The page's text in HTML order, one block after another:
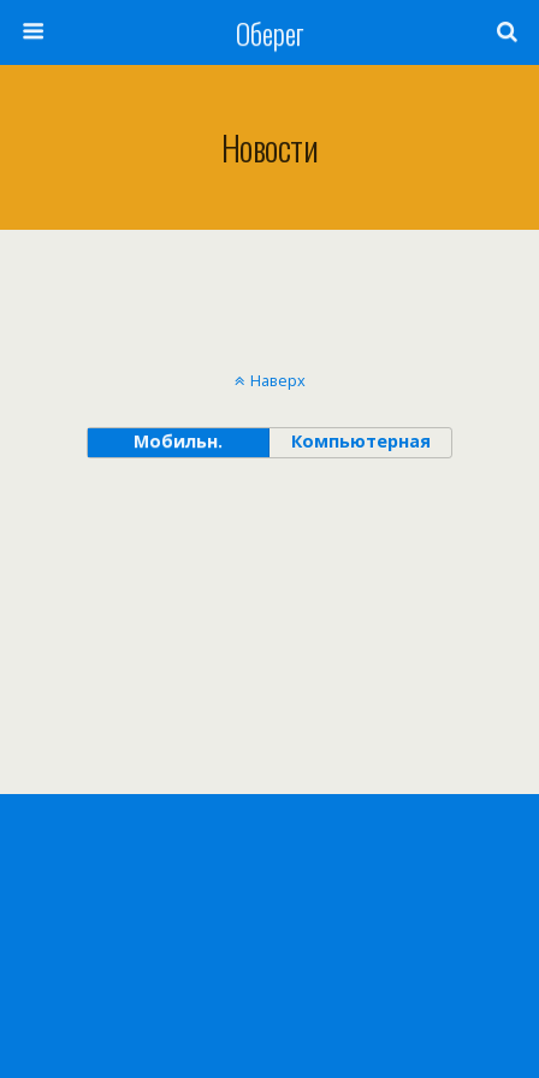
Оберег
Новости
Наверх
Мобильн. Компьютерная